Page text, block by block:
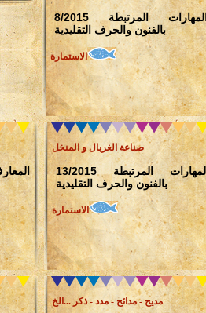
8/2015 المهارات المرتبطة
بالفنون والحرف التقليدية
الاستمارة
صناعة الغربال و المنخل
13/2015 المهارات المرتبطة
بالفنون والحرف التقليدية
الاستمارة
مديح - مدائح - مدد - ذكر ...الخ